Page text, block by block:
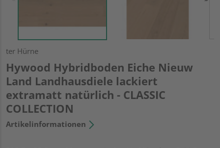
ter Hürne
Hywood Hybridboden Eiche Nieuw
Land Landhausdiele lackiert
extramatt natürlich - CLASSIC
COLLECTION
Artikelinformationen